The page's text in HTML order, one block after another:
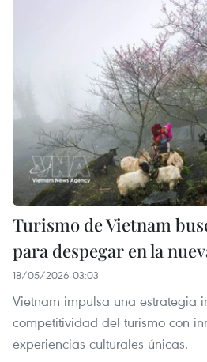
Turismo de Vietnam
para despegar en la
18/05/2026 03:03
Vietnam impulsa una estrategia
competitividad del turismo con
experiencias culturales únicas.